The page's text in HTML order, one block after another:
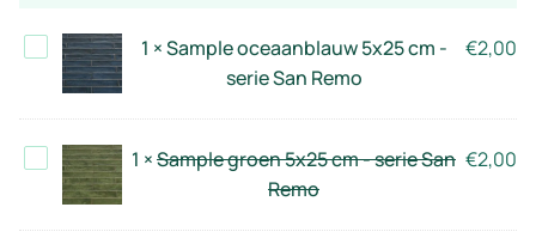
Sample
oceaanblauw
-
serie
San
1 ×Sample oceaanblauw 5x25 cm -
serie San Remo
€2,00
Sample
groen
1 ×Sample groen 5x25 cm - serie San
Remo
€2,00